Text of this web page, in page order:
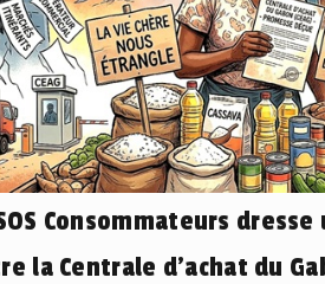
Consommateurs
la Centrale d’achat du